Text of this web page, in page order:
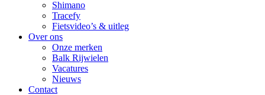
Shimano
Tracefy
Fietsvideo’s & uitleg
Over ons
Onze merken
Balk Rijwielen
Vacatures
Nieuws
Contact